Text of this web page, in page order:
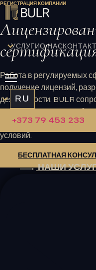
Перейти
содержимому
УСЛУГИО НАС
RU
+373 79 453 233
РЕГИСТРАЦИЯ КОМПАНИИ
Работа в регулируемых
получение лицензий,
деятельности. BULR
— от определения
получения разрешений
условий.
БЕСПЛАТНАЯ
НАШИ